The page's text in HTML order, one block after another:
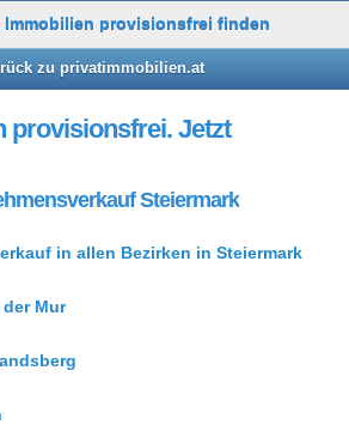
zu privatimmobilien.at
provisionsfrei. Jetzt
Steiermark
in allen Bezirken in Steiermark
Mur